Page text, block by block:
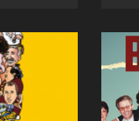
Whistleblowing Credits